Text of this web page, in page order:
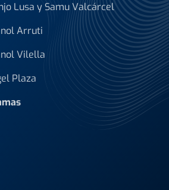
Lusa y Samu Valcárcel
Arruti
Vilella
Plaza